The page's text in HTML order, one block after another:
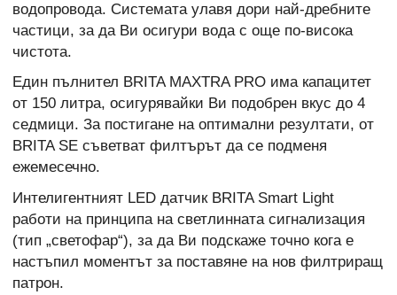
водопровода. Системата улавя дори най-дребните
частици, за да Ви осигури вода с още по-висока
чистота.
Един пълнител BRITA MAXTRA PRO има капацитет
от 150 литра, осигурявайки Ви подобрен вкус до 4
седмици. За постигане на оптимални резултати, от
BRITA SE съветват филтърът да се подменя
ежемесечно.
Интелигентният LED датчик BRITA Smart Light
работи на принципа на светлинната сигнализация
(тип „светофар“), за да Ви подскаже точно кога е
настъпил моментът за поставяне на нов филтриращ
патрон.